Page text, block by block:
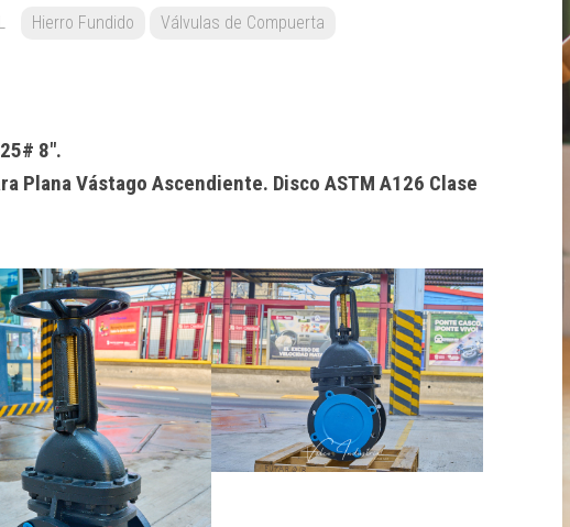
Hierro Fundido
Válvulas de Compuerta
8″.
Plana Vástago Ascendiente. Disco ASTM A126 Clase